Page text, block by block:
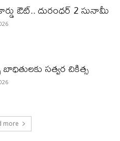
ఔట్‌.. దురంధ‌ర్ 2 సునామీ
సత్వర చికిత్స
more